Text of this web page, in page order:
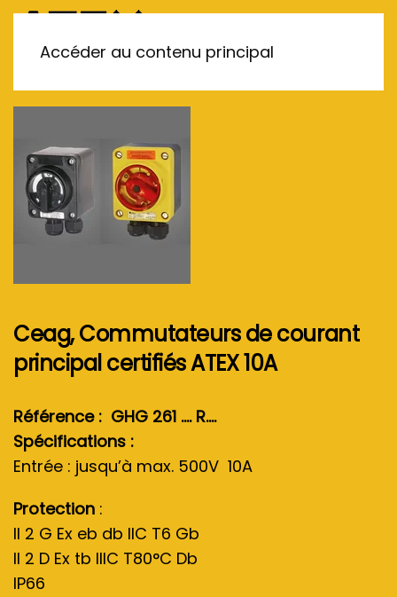
Accéder au contenu principal
Ceag, Commutateurs de courant
principal certifiés ATEX 10A
Référence : GHG 261 …. R….
Spécifications :
Entrée : jusqu’à max. 500V 10A
Protection :
II 2 G Ex eb db IIC T6 Gb
II 2 D Ex tb IIIC T80°C Db
IP66